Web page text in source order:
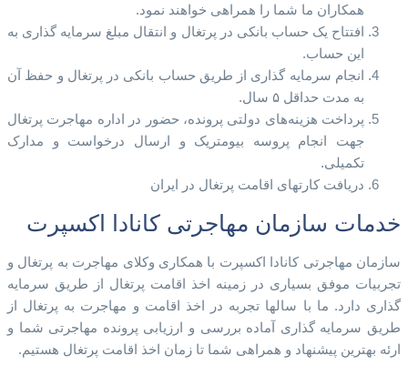
همکاران ما شما را همراهی خواهند نمود.
افتتاح یک حساب بانکی در پرتغال و انتقال مبلغ سرمایه گذاری به
این حساب.
انجام سرمایه گذاری از طریق حساب بانکی در پرتغال و حفظ آن
به مدت حداقل ۵ سال.
پرداخت هزینه‌های دولتی پرونده، حضور در اداره مهاجرت پرتغال
جهت انجام پروسه بیومتریک و ارسال درخواست و مدارک
تکمیلی.
دریافت کارتهای اقامت پرتغال در ایران
خدمات سازمان مهاجرتی کانادا اکسپرت​
سازمان مهاجرتی کانادا اکسپرت با همکاری وکلای مهاجرت به پرتغال و
تجربیات موفق بسیاری در زمینه اخذ اقامت پرتغال از طریق سرمایه
گذاری دارد. ما با سالها تجربه در اخذ اقامت و مهاجرت به پرتغال از
طریق سرمایه گذاری آماده بررسی و ارزیابی پرونده مهاجرتی شما و
ارئه بهترین پیشنهاد و همراهی شما تا زمان اخذ اقامت پرتغال هستیم.